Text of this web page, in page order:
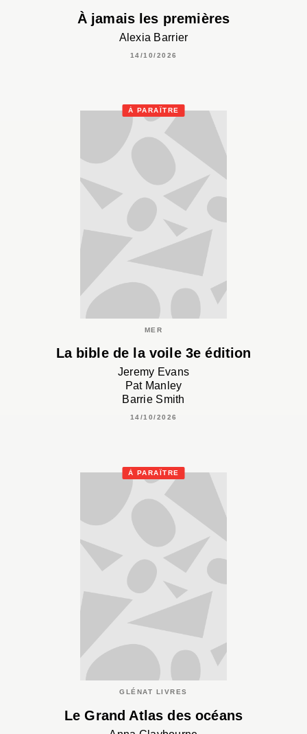
À jamais les premières
Alexia Barrier
14/10/2026
À PARAÎTRE
MER
La bible de la voile 3e édition
Jeremy Evans
Pat Manley
Barrie Smith
14/10/2026
À PARAÎTRE
GLÉNAT LIVRES
Le Grand Atlas des océans